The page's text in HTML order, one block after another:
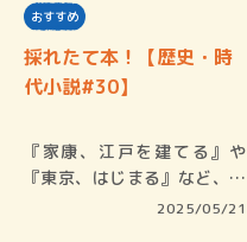
おすすめ
採れたて本！【歴史・時
代小説#30】
『家康、江戸を建てる』や
『東京、はじまる』など、建
2025/05/21